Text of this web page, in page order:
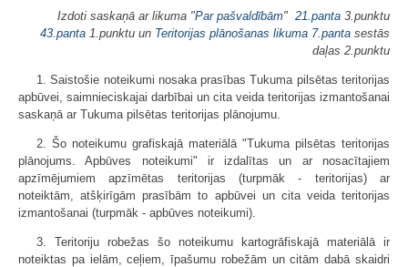
Izdoti saskaņā ar likuma "Par pašvaldībām" 21.panta 3.punktu
43.panta 1.punktu un Teritorijas plānošanas likuma 7.panta sestās
daļas 2.punktu
1. Saistošie noteikumi nosaka prasības Tukuma pilsētas teritorijas
apbūvei, saimnieciskajai darbībai un cita veida teritorijas izmantošanai
saskaņā ar Tukuma pilsētas teritorijas plānojumu.
2. Šo noteikumu grafiskajā materiālā "Tukuma pilsētas teritorijas
plānojums. Apbūves noteikumi" ir izdalītas un ar nosacītajiem
apzīmējumiem apzīmētas teritorijas (turpmāk - teritorijas) ar
noteiktām, atšķirīgām prasībām to apbūvei un cita veida teritorijas
izmantošanai (turpmāk - apbūves noteikumi).
3. Teritoriju robežas šo noteikumu kartogrāfiskajā materiālā ir
noteiktas pa ielām, ceļiem, īpašumu robežām un citām dabā skaidri